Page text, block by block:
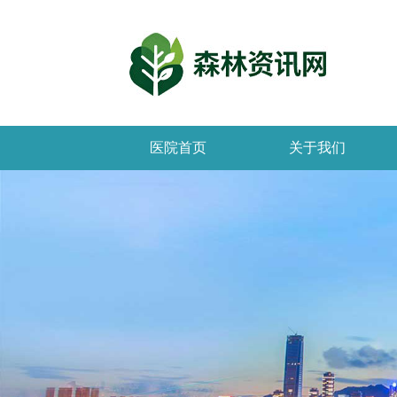
医院首页 关于我们